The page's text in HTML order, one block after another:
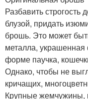
Разбавить строгость
блузой, придать
брошь. Это может
металла,
форме паучка,
Однако, чтобы не
кричащих,
Крупные жемчужины,